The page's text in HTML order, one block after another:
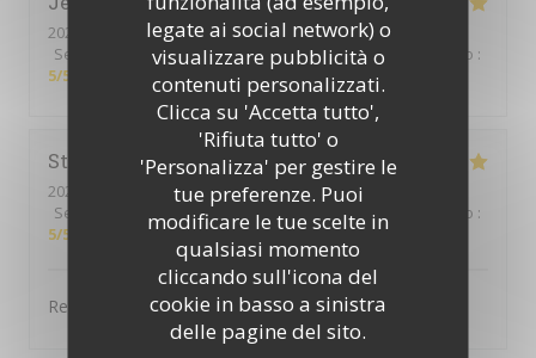
legate ai social network) o
visualizzare pubblicità o
contenuti personalizzati.
Clicca su 'Accetta tutto',
'Rifiuta tutto' o
'Personalizza' per gestire le
tue preferenze. Puoi
modificare le tue scelte in
qualsiasi momento
cliccando sull'icona del
cookie in basso a sinistra
delle pagine del sito.
2025-12-13
- 12:30 - Ospiti 3
Servizio
Atmosfera:5/5 Cucina: 5/5 Qualità / Prezzo :
5/5
Stéphanie F
2025-12-07
- 12:30 - Ospiti 3
Servizio
Atmosfera /5 Cucina /5 Qualità / Prezzo :
5/5
Repas excellent.